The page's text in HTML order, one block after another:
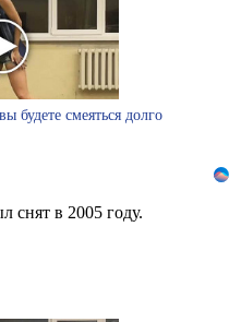
будете смеяться долго
снят в 2005 году.